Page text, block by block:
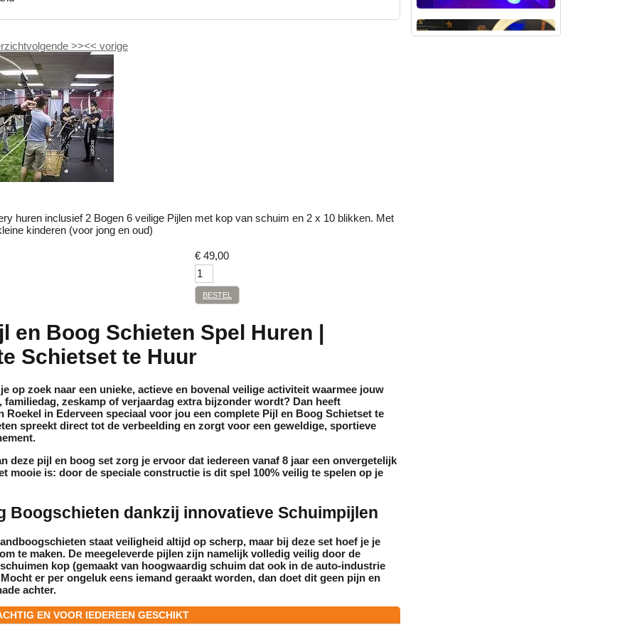
volgende >><< vorige
huren inclusief 2 Bogen 6 veilige Pijlen met kop van schuim en 2 x 10 blikken. Met
kinderen (voor jong en oud)
€ 49,00
BESTEL
en Boog Schieten Spel Huren |
Schietset te Huur
op zoek naar een unieke, actieve en bovenal veilige activiteit waarmee jouw
familiedag, zeskamp of verjaardag extra bijzonder wordt? Dan heeft
Roekel in Ederveen speciaal voor jou een complete Pijl en Boog Schietset te
spreekt direct tot de verbeelding en zorgt voor een geweldige, sportieve
deze pijl en boog set zorg je ervoor dat iedereen vanaf 8 jaar een onvergetelijk
mooie is: door de speciale constructie is dit spel 100% veilig te spelen op je
Boogschieten dankzij innovatieve Schuimpijlen
staat veiligheid altijd op scherp, maar bij deze set hoef je je
te maken. De meegeleverde pijlen zijn namelijk volledig veilig door de
kop (gemaakt van hoogwaardig schuim dat ook in de auto-industrie
er per ongeluk eens iemand geraakt worden, dan doet dit geen pijn en
achter.
EN VOOR IEDEREEN GESCHIKT